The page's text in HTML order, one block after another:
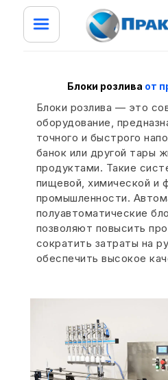
Свяжитесь с
мы сейчас
Свяжитесь с
мы сейчас
Блоки розлива от
Блоки розлива — это
оборудование,
точного и быстрого
банок или другой тары
продуктами. Такие
пищевой, химической и
промышленности.
полуавтоматические
позволяют повысить
сократить затраты на
обеспечить высокое